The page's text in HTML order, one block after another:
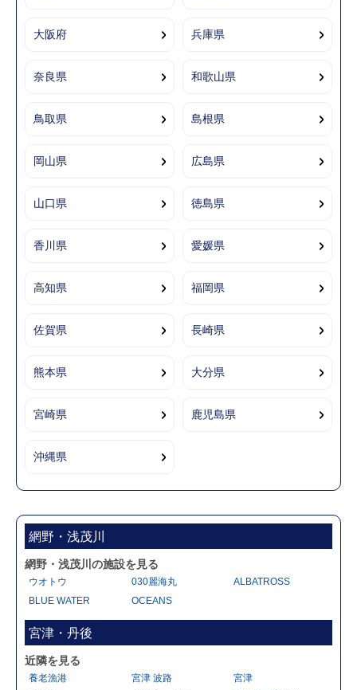
大阪府 兵庫県
奈良県 和歌山県
鳥取県 島根県
岡山県 広島県
山口県 徳島県
香川県 愛媛県
高知県 福岡県
佐賀県 長崎県
熊本県 大分県
宮崎県 鹿児島県
沖縄県
網野・浅茂川
網野・浅茂川の施設を見る
ウオトウ 030麗海丸
ALBATROSS
BLUE WATER
OCEANS
宮津・丹後
近隣を見る
養老漁港 宮津 波路
宮津